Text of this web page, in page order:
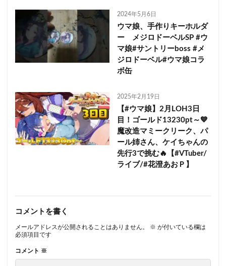
2024年5月6日
ウマ娘、手作りキーホルダ
ー メジロドーベルSP #ウ
マ娘#サントリーboss #メ
ジロドーベル#ウマ娘コラ
ボ缶
2025年2月19日
【#ウマ娘】2月LOH3日
目！ゴールド13230pt～💙
魔改造マミークリーク、パ
ール姉さん、ケイちゃんの
先行3で挑む🔥【#VTuber/
ライブ/#花澄あおＰ】
コメントを書く
メールアドレスが公開されることはありません。 ※ が付いている欄は
必須項目です
コメント ※